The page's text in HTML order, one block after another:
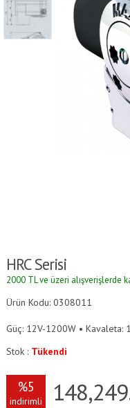
HRC Serisi
2000 TL ve üzeri alışverişlerde
Ürün Kodu: 0308011
Güç: 12V-1200W • Kavaleta:
Stok : Tükendi
%5
indirimli